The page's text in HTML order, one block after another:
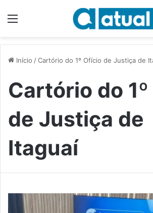
Início /Cartório do 1º Ofício de Justiça de
Cartório do
de Justiça de
Itaguaí